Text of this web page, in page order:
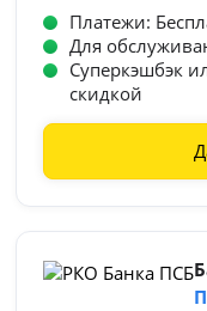
Платежи:
Для
Суперкэшбэк
скидкой